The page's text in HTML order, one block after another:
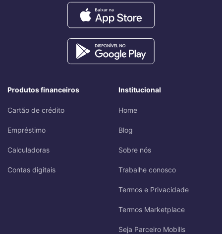
Produtos financeiros
Cartão de crédito
Empréstimo
Calculadoras
Contas digitais
Institucional
Home
Blog
Sobre nós
Trabalhe conosco
Termos e Privacidade
Termos Marketplace
Seja Parceiro Mobills